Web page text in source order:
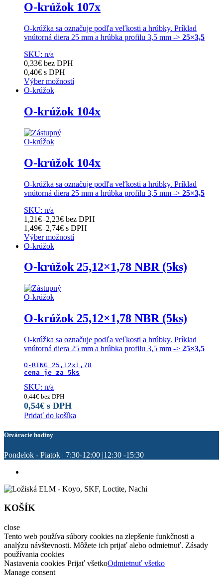
vybrať
na
stránke
produktu.
O-krúžok 107x
O-krúžka sa označuje podľa veľkosti a hrúbky. Príklad
vnútorná diera 25 mm a hrúbka profilu 3,5 mm -> 25×3,5
SKU: n/a
0,33€ bez DPH
0,40€ s DPH
Výber možností
Tento
má
viacero
Možnosti
si
vybrať
na
stránke
produktu.
O-krúžok
O-krúžok 104x
O-krúžok
O-krúžok 104x
O-krúžka sa označuje podľa veľkosti a hrúbky. Príklad
vnútorná diera 25 mm a hrúbka profilu 3,5 mm -> 25×3,5
SKU: n/a
1,21€–2,23€ bez DPH
1,49€–2,74€ s DPH
Výber možností
Tento
má
viacero
Možnosti
si
vybrať
na
stránke
produktu.
O-krúžok
O-krúžok 25,12×1,78 NBR (5ks)
O-krúžok
O-krúžok 25,12×1,78 NBR (5ks)
O-krúžka sa označuje podľa veľkosti a hrúbky. Príklad
vnútorná diera 25 mm a hrúbka profilu 3,5 mm -> 25×3,5
cena je za 5ks
SKU: n/a
0,44€ bez DPH
0,54€ s DPH
Pridať do košíka
Otváracie hodiny
Pondelok - Piatok | 7:30-12:00 |12:30 -15:30
KOŠÍK
close
Tento web používa súbory cookies na zlepšenie funkčnosti a
analýzu návštevnosti. Môžete ich prijať alebo odmietnuť. Zásady
používania cookies
Nastavenia cookies Prijať všetkoOdmietnuť všetko
Manage consent